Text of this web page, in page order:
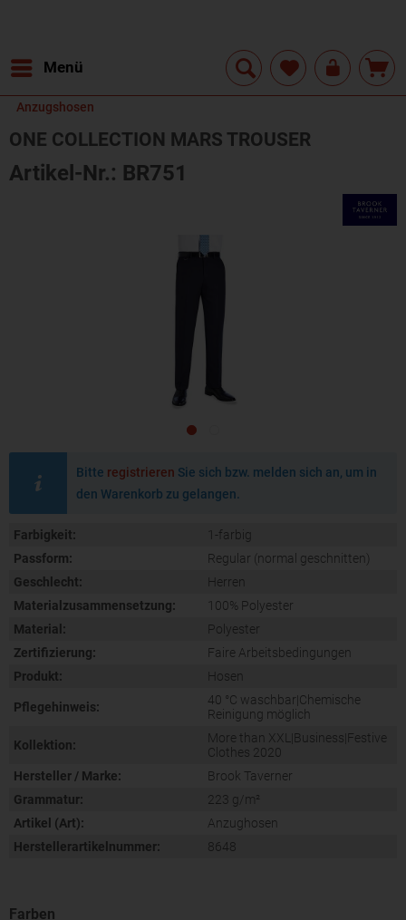
Menü
Anzugshosen
ONE COLLECTION MARS TROUSER
Artikel-Nr.: BR751
Bitte registrieren Sie sich bzw. melden sich an, um in
den Warenkorb zu gelangen.
Farbigkeit:
1-farbig
Passform:
Regular (normal geschnitten)
Geschlecht:
Herren
Materialzusammensetzung:
100% Polyester
Material:
Polyester
Zertifizierung:
Faire Arbeitsbedingungen
Produkt:
Hosen
Pflegehinweis:
40 °C waschbar|Chemische
Reinigung möglich
Kollektion:
More than XXL|Business|Festive
Clothes 2020
Hersteller / Marke:
Brook Taverner
Grammatur:
223 g/m²
Artikel (Art):
Anzughosen
Herstellerartikelnummer:
8648